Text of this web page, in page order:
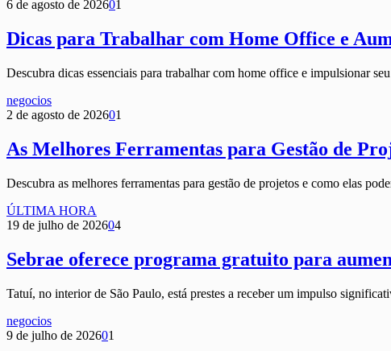
6 de agosto de 202601
Dicas para Trabalhar com Home Office e
Descubra dicas essenciais para trabalhar com home office e impulsionar
negocios
2 de agosto de 202601
As Melhores Ferramentas para Gestão de
Descubra as melhores ferramentas para gestão de projetos e como elas
ÚLTIMA HORA
19 de julho de 202604
Sebrae oferece programa gratuito para
Tatuí, no interior de São Paulo, está prestes a receber um impulso
negocios
9 de julho de 202601